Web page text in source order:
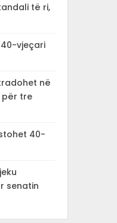
të ri,
vjeçari
në
për tre
40-
senatin